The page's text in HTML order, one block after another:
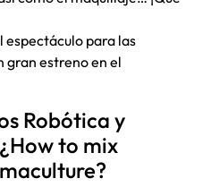
espectáculo para las
gran estreno en el
Robótica y
to mix